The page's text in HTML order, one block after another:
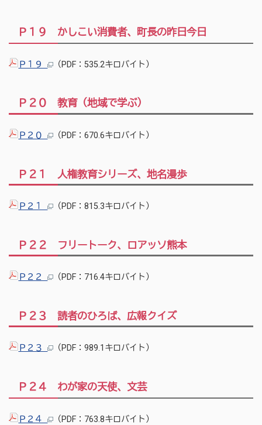
Ｐ１９ かしこい消費者、町長の昨日今日
Ｐ１９ （PDF：535.2キロバイト）
Ｐ２０ 教育（地域で学ぶ）
Ｐ２０ （PDF：670.6キロバイト）
Ｐ２１ 人権教育シリーズ、地名漫歩
Ｐ２１ （PDF：815.3キロバイト）
Ｐ２２ フリートーク、ロアッソ熊本
Ｐ２２ （PDF：716.4キロバイト）
Ｐ２３ 読者のひろば、広報クイズ
Ｐ２３ （PDF：989.1キロバイト）
Ｐ２４ わが家の天使、文芸
Ｐ２４ （PDF：763.8キロバイト）